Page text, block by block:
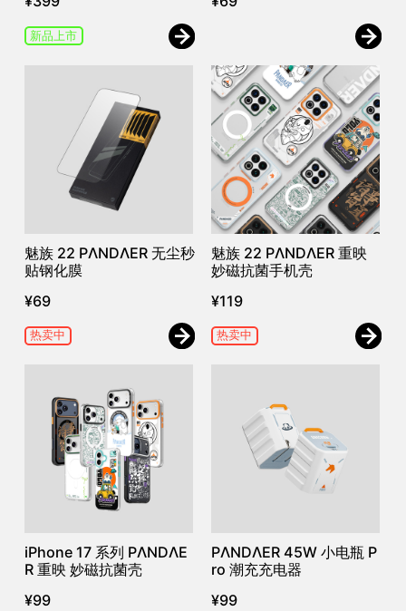
新品上市
魅族 22 PΛNDΛER 无尘秒
贴钢化膜
¥69
热卖中
魅族 22 PΛNDΛER 重映
妙磁抗菌手机壳
¥119
热卖中
iPhone 17 系列 PΛNDΛE
R 重映 妙磁抗菌壳
¥99
PΛNDΛER 45W 小电瓶 P
ro 潮充充电器
¥99